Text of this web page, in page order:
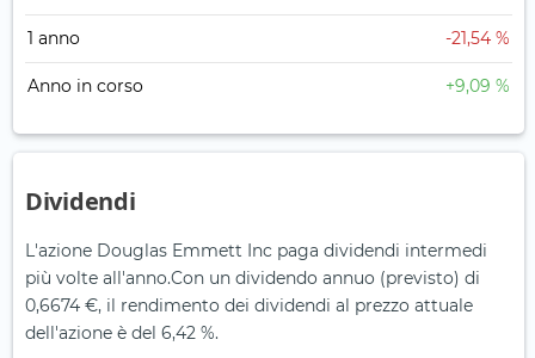
1 anno -21,54 %
Anno in corso +9,09 %
Dividendi
L'azione Douglas Emmett Inc paga dividendi intermedi
più volte all'anno.Con un dividendo annuo (previsto) di
0,6674 €, il rendimento dei dividendi al prezzo attuale
dell'azione è del 6,42 %.